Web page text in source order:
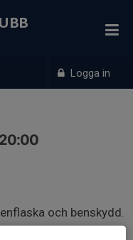
Logga in
och benskydd.